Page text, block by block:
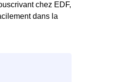
chez EDF,
dans la